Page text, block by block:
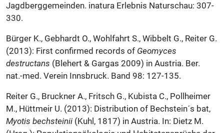
Jagdberggemeinden. inatura Erlebnis Naturschau: 307-
330.
Bürger K., Gebhardt O., Wohlfahrt S., Wibbelt G., Reiter G.
(2013): First confirmed records of Geomyces
destructans (Blehert & Gargas 2009) in Austria. Ber.
nat.-med. Verein Innsbruck. Band 98: 127-135.
Reiter G., Bruckner A., Fritsch G., Kubista C., Pollheimer
M., Hüttmeir U. (2013): Distribution of Bechstein´s bat,
Myotis bechsteinii (Kuhl, 1817) in Austria. In: Dietz M.